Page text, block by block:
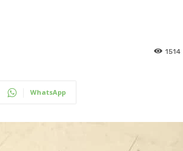
1514
WhatsApp